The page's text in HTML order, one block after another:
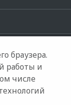
браузера.
работы и
числе